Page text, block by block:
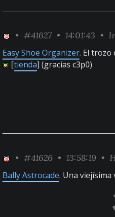
• #41627 • 14:01:43 •
Easy Shoe Organizer. El trozo
[tienda] (gracias c3p0)
• #41626 • 13:58:19 •
Bally Astrocade. Una